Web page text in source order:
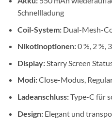
Schnellladung
Coil-System:Dual-Mesh-
Nikotinoptionen:0 %, 2 %,
Display:Starry Screen
Modi:Close-Modus,
Ladeanschluss:Type-C für
Design:Elegant und